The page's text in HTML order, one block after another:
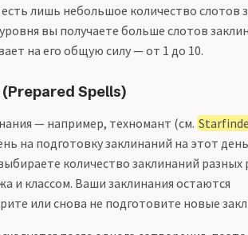
лишь небольшое количество слотов
вы получаете больше слотов
на его общую силу — от 1 до 10.
Spells)
— например, техномант (см.
на подготовку заклинаний на этот
количество заклинаний разных
и классом. Ваши заклинания остаются
или снова не подготовите новые